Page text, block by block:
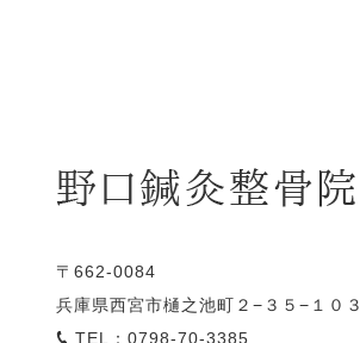
〒662-0084
兵庫県西宮市樋之池町２−３５−１０３
TEL：0798-70-3385